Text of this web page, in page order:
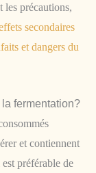
les précautions,
secondaires
et dangers du
fermentation?
et contiennent
préférable de